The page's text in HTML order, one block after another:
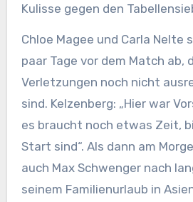
Kulisse gegen den
Chloe Magee und Carla Nelte
paar Tage vor dem Match ab,
Verletzungen noch nicht
sind. Kelzenberg: „Hier war
es braucht noch etwas Zeit,
Start sind“. Als dann am
auch Max Schwenger nach
seinem Familienurlaub in